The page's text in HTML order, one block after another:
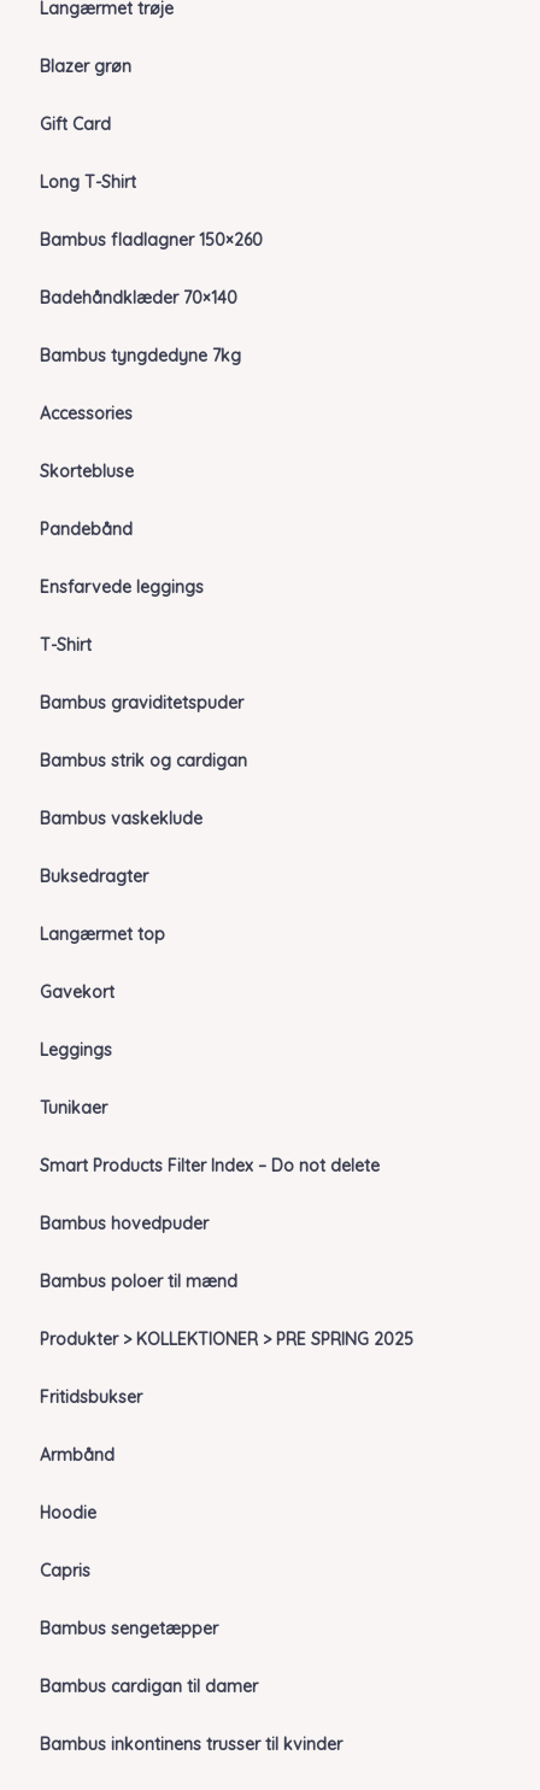
Langærmet trøje
Blazer grøn
Gift Card
Long T-Shirt
Bambus fladlagner 150×260
Badehåndklæder 70×140
Bambus tyngdedyne 7kg
Accessories
Skortebluse
Pandebånd
Ensfarvede leggings
T-Shirt
Bambus graviditetspuder
Bambus strik og cardigan
Bambus vaskeklude
Buksedragter
Langærmet top
Gavekort
Leggings
Tunikaer
Smart Products Filter Index – Do not delete
Bambus hovedpuder
Bambus poloer til mænd
Produkter > KOLLEKTIONER > PRE SPRING 2025
Fritidsbukser
Armbånd
Hoodie
Capris
Bambus sengetæpper
Bambus cardigan til damer
Bambus inkontinens trusser til kvinder